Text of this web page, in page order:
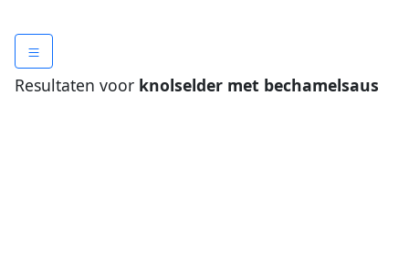
Resultaten voor knolselder met bechamelsaus